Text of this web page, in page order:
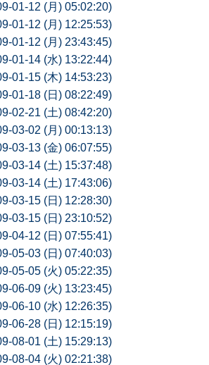
01-12 (月) 05:02:20)
01-12 (月) 12:25:53)
01-12 (月) 23:43:45)
01-14 (水) 13:22:44)
01-15 (木) 14:53:23)
01-18 (日) 08:22:49)
02-21 (土) 08:42:20)
03-02 (月) 00:13:13)
03-13 (金) 06:07:55)
03-14 (土) 15:37:48)
03-14 (土) 17:43:06)
03-15 (日) 12:28:30)
03-15 (日) 23:10:52)
04-12 (日) 07:55:41)
05-03 (日) 07:40:03)
05-05 (火) 05:22:35)
06-09 (火) 13:23:45)
06-10 (水) 12:26:35)
06-28 (日) 12:15:19)
08-01 (土) 15:29:13)
08-04 (火) 02:21:38)